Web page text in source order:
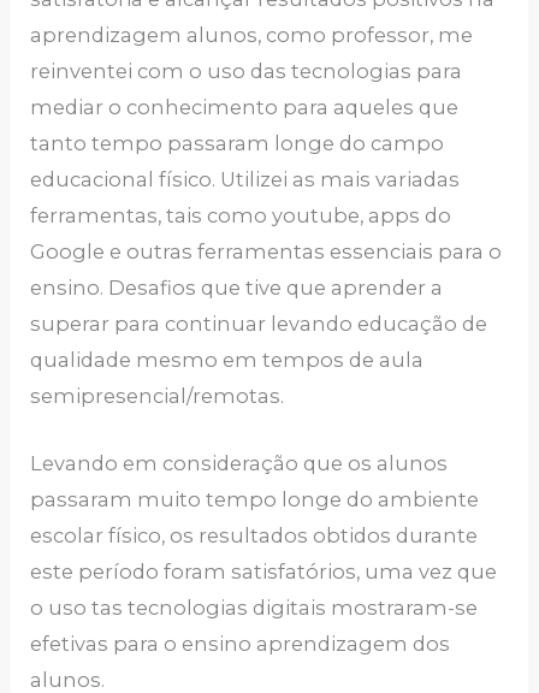
aprendizagem alunos, como professor, me
reinventei com o uso das tecnologias para
mediar o conhecimento para aqueles que
tanto tempo passaram longe do campo
educacional físico. Utilizei as mais variadas
ferramentas, tais como youtube, apps do
Google e outras ferramentas essenciais para o
ensino. Desafios que tive que aprender a
superar para continuar levando educação de
qualidade mesmo em tempos de aula
semipresencial/remotas.
Levando em consideração que os alunos
passaram muito tempo longe do ambiente
escolar físico, os resultados obtidos durante
este período foram satisfatórios, uma vez que
o uso tas tecnologias digitais mostraram-se
efetivas para o ensino aprendizagem dos
alunos.